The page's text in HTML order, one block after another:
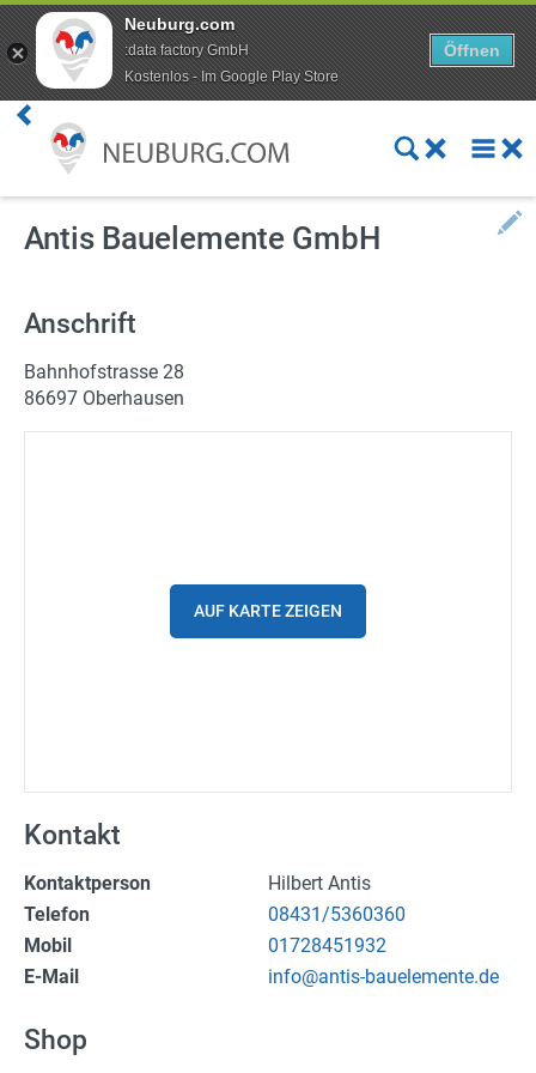
Neuburg.com
:data factory GmbH
Kostenlos - Im Google Play Store
Öffnen
Antis Bauelemente GmbH
Anschrift
Bahnhofstrasse 28
86697 Oberhausen
AUF KARTE ZEIGEN
Kontakt
Kontaktperson
Hilbert Antis
Telefon
08431/5360360
Mobil
01728451932
E-Mail
info@antis-bauelemente.de
Shop
Premium Kunde werden
Aktuelles
Veranstaltungen
Online Shops
Essen bestellen
Fahrrad
Einkaufen
Wetter
24h/7 geöffnet